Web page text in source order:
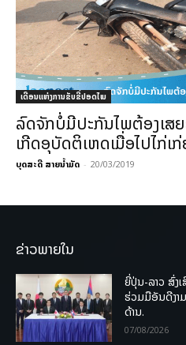
ເດືອນແຫ່ງການຂັບຂີ່ປອດໄພ
ລົດຈັກບໍ່ມີປະກັນໄພຕ້ອງເສ
ເກີດອຸບັດຕິເຫດເມື່ອໄປໄກ່ເ
ບຸດສະດີ ສາຍນ້ຳມັດ - 20/03/2019
ຂ່າວພາຍໃນ
ຍີ່ປຸ່ນ-ລາວ ສົ່ງ
ຮ່ວມມືອັນດີງາ
ດ້ານ.
07/08/2026